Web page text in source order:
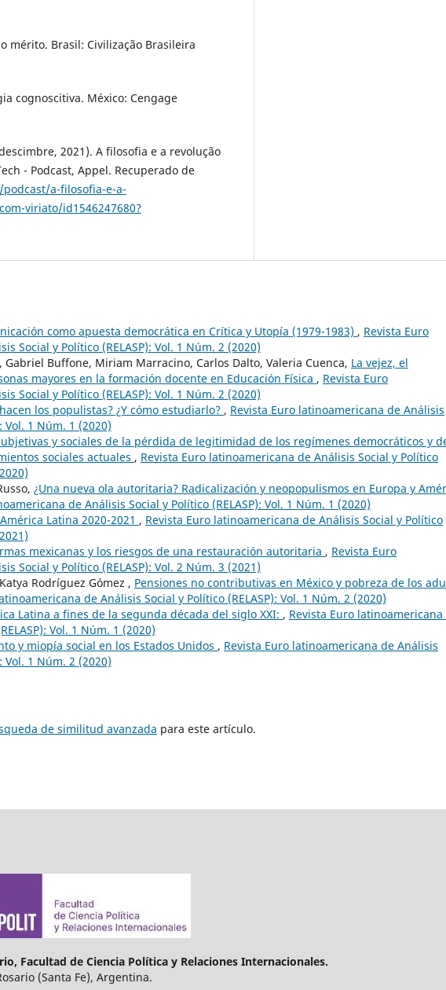
mérito. Brasil: Civilização Brasileira
cognoscitiva. México: Cengage
2021). A filosofia e a revolução
- Podcast, Appel. Recuperado de
a-filosofia-e-a-
viriato/id1546247680?
como apuesta democrática en Crítica y Utopía (1979-1983) , Revista Euro
Social y Político (RELASP): Vol. 1 Núm. 2 (2020)
Gabriel Buffone, Miriam Marracino, Carlos Dalto, Valeria Cuenca, La vejez, el
mayores en la formación docente en Educación Física , Revista Euro
Social y Político (RELASP): Vol. 1 Núm. 2 (2020)
los populistas? ¿Y cómo estudiarlo? , Revista Euro latinoamericana de Análisis
Vol. 1 Núm. 1 (2020)
y sociales de la pérdida de legitimidad de los regímenes democráticos y
sociales actuales , Revista Euro latinoamericana de Análisis Social y Político
¿Una nueva ola autoritaria? Radicalización y neopopulismos en Europa y
de Análisis Social y Político (RELASP): Vol. 1 Núm. 1 (2020)
América Latina 2020-2021 , Revista Euro latinoamericana de Análisis Social y Político
mexicanas y los riesgos de una restauración autoritaria , Revista Euro
Social y Político (RELASP): Vol. 2 Núm. 3 (2021)
Rodríguez Gómez , Pensiones no contributivas en México y pobreza de los
de Análisis Social y Político (RELASP): Vol. 1 Núm. 2 (2020)
Latina a fines de la segunda década del siglo XXI: , Revista Euro latinoamericana
Vol. 1 Núm. 1 (2020)
y miopía social en los Estados Unidos , Revista Euro latinoamericana de Análisis
Vol. 1 Núm. 2 (2020)
de similitud avanzada para este artículo.
Facultad de Ciencia Política y Relaciones Internacionales.
(Santa Fe), Argentina.